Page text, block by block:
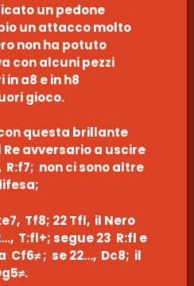
un pedone
un attacco molto
non ha potuto
con alcuni pezzi
a8 e in h8
gioco.
questa brillante
avversario a uscire
non ci sono altre
Tf8; 22 Tfl, il Nero
T:fl+; segue 23 R:fl e
Cf6≠ ; se 22…, Dc8; il